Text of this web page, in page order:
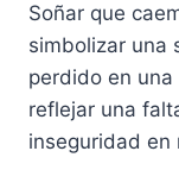
Soñar que
simbolizar una
perdido en
reflejar una
inseguridad en